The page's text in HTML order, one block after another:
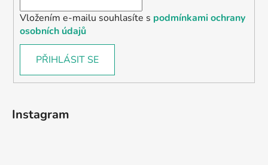
Vložením e-mailu souhlasíte s podmínkami ochrany
osobních údajů
PŘIHLÁSIT SE
Instagram